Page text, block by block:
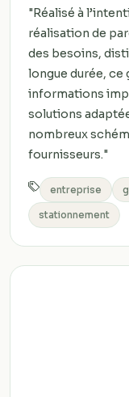
"Réalisé à
réalisation de
des besoins,
longue durée, ce
informations
solutions
nombreux
fournisseurs."
entreprise
stationnement